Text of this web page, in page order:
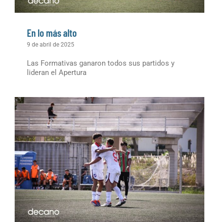
En lo más alto
9 de abril de 2025
Las Formativas ganaron todos sus partidos y
lideran el Apertura